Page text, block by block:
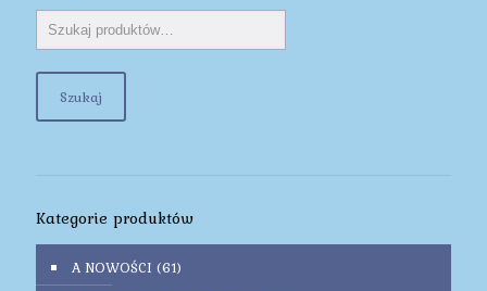
Szukaj
Kategorie produktów
A NOWOŚCI (61)